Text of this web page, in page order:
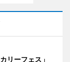
リーフェス」